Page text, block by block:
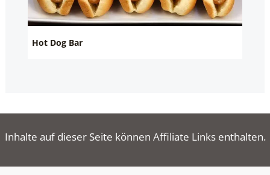
Hot Dog Bar
Inhalte auf dieser Seite können Affiliate Links enthalten.